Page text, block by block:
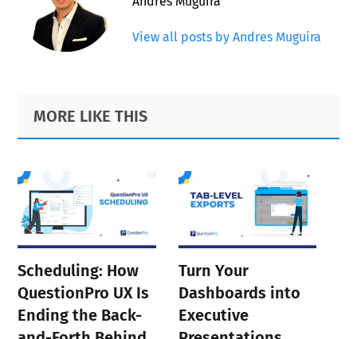
View all posts by Andres Muguira
Primary
Sidebar
Footer
MORE LIKE THIS
Scheduling: How
QuestionPro UX Is
Ending the Back-
Turn Your
Dashboards into
Executive